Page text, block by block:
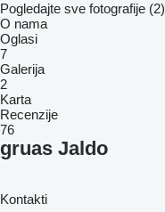
Pogledajte sve fotografije (2)
O nama
Oglasi
7
Galerija
2
Karta
Recenzije
76
gruas Jaldo
Kontakti